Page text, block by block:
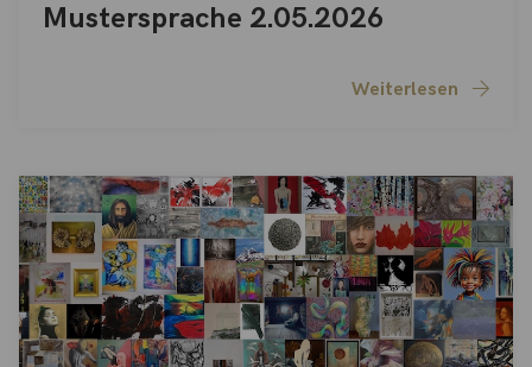
Mustersprache 2.05.2026
Weiterlesen